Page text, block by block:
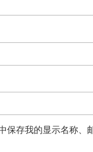
保存我的显示名称、